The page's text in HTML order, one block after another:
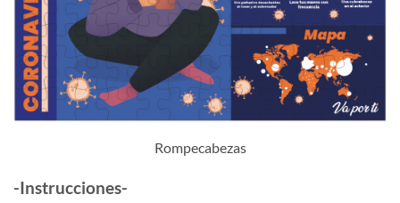
Rompecabezas
-Instrucciones-